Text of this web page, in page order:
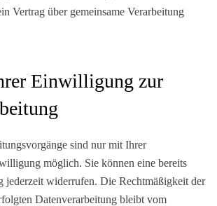
Vertrag über gemeinsame Verarbeitung
Einwilligung zur
sind nur mit Ihrer
möglich. Sie können eine bereits
jederzeit widerrufen. Die Rechtmäßigkeit der
Datenverarbeitung bleibt vom